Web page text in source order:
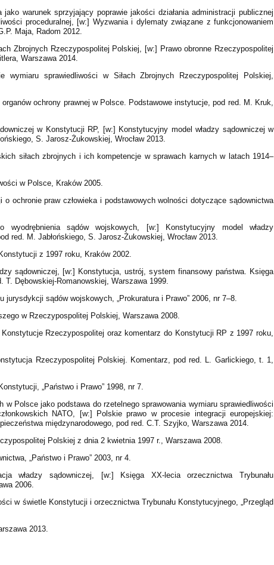
warunek sprzyjający poprawie jakości działania administracji publicznej
proceduralnej, [w:] Wyzwania i dylematy związane z funkcjonowaniem
Maja, Radom 2012.
Zbrojnych Rzeczypospolitej Polskiej, [w:] Prawo obronne Rzeczypospolitej
Warszawa 2014.
wymiaru sprawiedliwości w Siłach Zbrojnych Rzeczypospolitej Polskiej,
ochrony prawnej w Polsce. Podstawowe instytucje, pod red. M. Kruk,
w Konstytucji RP, [w:] Konstytucyjny model władzy sądowniczej w
S. Jarosz-Żukowskiej, Wrocław 2013.
siłach zbrojnych i ich kompetencje w sprawach karnych w latach 1914–
w Polsce, Kraków 2005.
ochronie praw człowieka i podstawowych wolności dotyczące sądownictwa
wyodrębnienia sądów wojskowych, [w:] Konstytucyjny model władzy
red. M. Jabłońskiego, S. Jarosz-Żukowskiej, Wrocław 2013.
z 1997 roku, Kraków 2002.
sądowniczej, [w:] Konstytucja, ustrój, system finansowy państwa. Księga
Dębowskiej-Romanowskiej, Warszawa 1999.
sądów wojskowych, „Prokuratura i Prawo” 2006, nr 7–8.
w Rzeczypospolitej Polskiej, Warszawa 2008.
Rzeczypospolitej oraz komentarz do Konstytucji RP z 1997 roku,
Rzeczypospolitej Polskiej. Komentarz, pod red. L. Garlickiego, t. 1,
„Państwo i Prawo” 1998, nr 7.
w Polsce jako podstawa do rzetelnego sprawowania wymiaru sprawiedliwości
NATO, [w:] Polskie prawo w procesie integracji europejskiej:
międzynarodowego, pod red. C.T. Szyjko, Warszawa 2014.
Polskiej z dnia 2 kwietnia 1997 r., Warszawa 2008.
„Państwo i Prawo” 2003, nr 4.
władzy sądowniczej, [w:] Księga XX-lecia orzecznictwa Trybunału
2006.
w świetle Konstytucji i orzecznictwa Trybunału Konstytucyjnego, „Przegląd
2013.